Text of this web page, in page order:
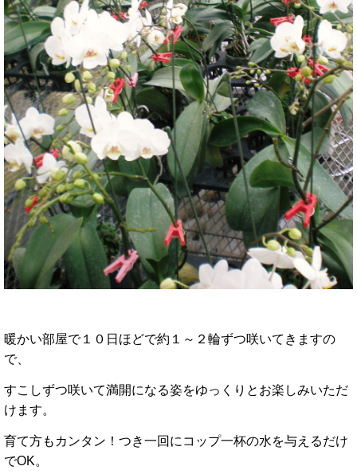
暖かい部屋で１０日ほどで約１～２輪ずつ咲いてきますの
で、
すこしずつ咲いて満開になる姿をゆっくりとお楽しみいただ
けます。
育て方もカンタン！つき一回にコップ一杯の水を与えるだけ
でOK。